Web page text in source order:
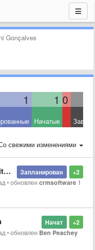
Gonçalves
1 1 0
Начатые
свежими изменениями
+2
Запланирован
•обновленcrmsoftware 1
+2
Начат
•обновлен Ben Peachey